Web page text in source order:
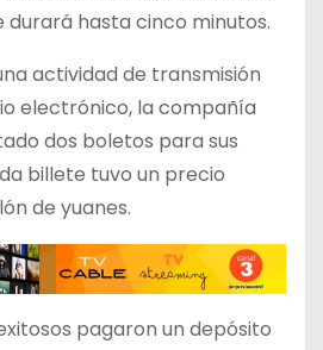
hasta cinco minutos.
actividad de transmisión
electrónico, la compañía
dos boletos para sus
billete tuvo un precio
de yuanes.
pagaron un depósito